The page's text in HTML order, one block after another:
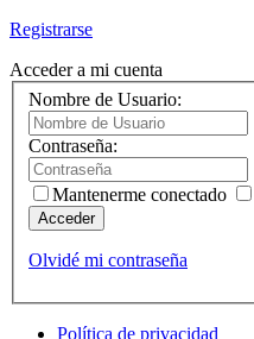
Registrarse
Acceder a mi cuenta
Nombre de Usuario:
Contraseña:
Mantenerme conectado
Acceder
Olvidé mi contraseña
Política de privacidad